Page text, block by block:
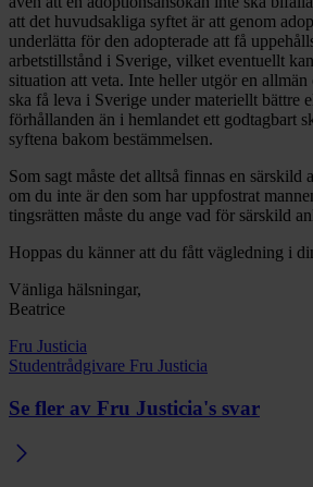
att det huvudsakliga syftet är att genom
underlätta för den adopterade att få
arbetstillstånd i Sverige, vilket eventuellt
situation att veta. Inte heller utgör en allmän
ska få leva i Sverige under materiellt bättre
förhållanden än i hemlandet ett godtagbart
syftena bakom bestämmelsen.
Som sagt måste det alltså finnas en
om du inte är den som har uppfostrat
tingsrätten måste du ange vad för särskild
Hoppas du känner att du fått vägledning i
Vänliga hälsningar,
Beatrice
Fru Justicia
Studentrådgivare Fru Justicia
Se fler av Fru Justicia's svar